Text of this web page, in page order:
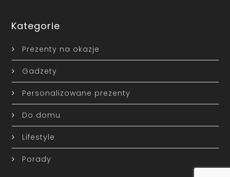
Kategorie
Prezenty na okazje
Gadżety
Personalizowane prezenty
Do domu
Lifestyle
Porady